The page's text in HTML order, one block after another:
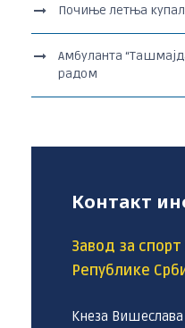
Почиње летња
Амбуланта
радом
Контакт
Завод за
Републике
Кнеза Вишеслава